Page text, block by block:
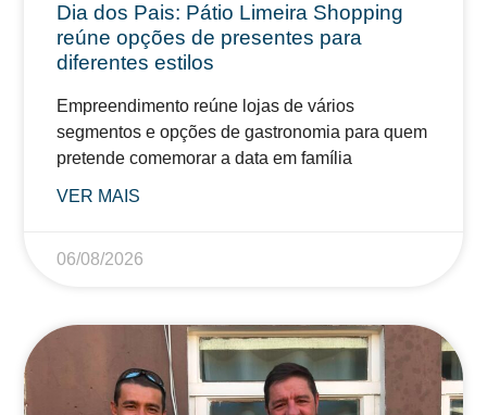
Dia dos Pais: Pátio Limeira Shopping
reúne opções de presentes para
diferentes estilos
Empreendimento reúne lojas de vários
segmentos e opções de gastronomia para quem
pretende comemorar a data em família
VER MAIS
06/08/2026